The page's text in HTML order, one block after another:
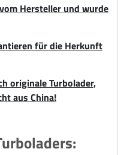
Hersteller und wurde
für die Herkunft
originale Turbolader,
aus China!